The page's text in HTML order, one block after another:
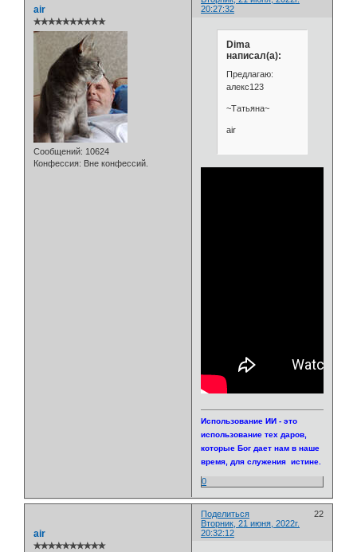
20:27:32
air
✯✯✯✯✯✯✯✯✯✯
Сообщений: 10624
Конфессия: Вне конфессий.
Dima
написал(а):
Предлагаю:
алекс123
~Татьяна~
air
Использование ИИ - это
использование тех даров,
которые Бог дает нам в наше
время, для служения истине.
0
Поделиться
22
Вторник, 21 июня, 2022г.
20:32:12
air
✯✯✯✯✯✯✯✯✯✯